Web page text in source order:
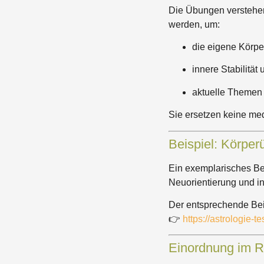
Die Übungen
werden, um:
die eigene
innere Stabilität
aktuelle
Sie ersetzen keine
Beispiel:
Ein exemplarisches
Neuorientierung und
Der entsprechende
👉 https://astrologie-
Einordnung im